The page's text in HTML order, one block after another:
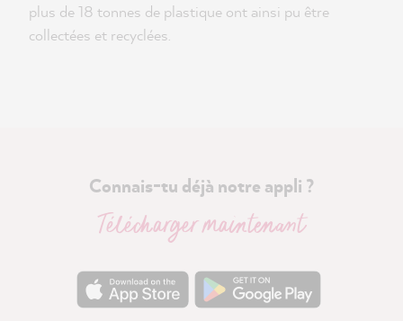
plus de 18 tonnes de plastique ont ainsi pu être
collectées et recyclées.
Connais-tu déjà notre appli ?
Télécharger maintenant